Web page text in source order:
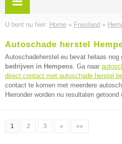
U bent nu hier: Home » Friesland »
Autoschade herstel
Autoschadeherstel.eu bevat helaas nog
bedrijven in Hempens. Ga naar
direct contact met autoschade herstel
contact te komen met meerdere
Hieronder worden nu resultaten
1 2 3 » »»